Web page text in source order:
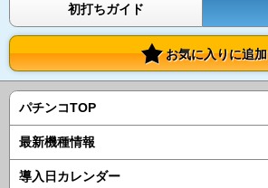
初打ちガイド
お気に入りに追加
パチンコTOP
最新機種情報
導入日カレンダー